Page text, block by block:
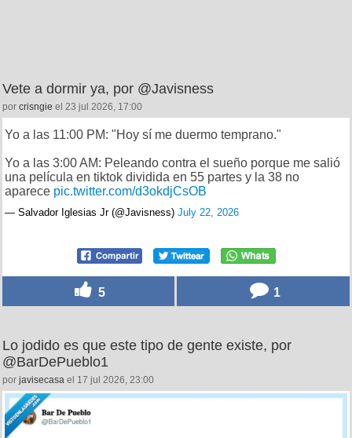
Vete a dormir ya, por @Javisness
por crisngie el 23 jul 2026, 17:00
Yo a las 11:00 PM: "Hoy sí me duermo temprano."
Yo a las 3:00 AM: Peleando contra el sueño porque me salió
una película en tiktok dividida en 55 partes y la 38 no
aparece pic.twitter.com/d3okdjCsOB
— Salvador Iglesias Jr (@Javisness) July 22, 2026
5 1
Lo jodido es que este tipo de gente existe, por
@BarDePueblo1
por javisecasa el 17 jul 2026, 23:00